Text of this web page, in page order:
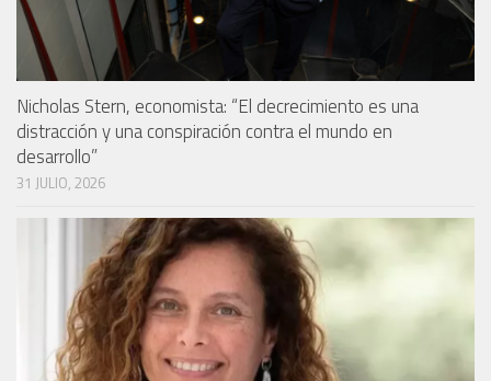
Nicholas Stern, economista: “El decrecimiento es una
distracción y una conspiración contra el mundo en
desarrollo”
31 JULIO, 2026